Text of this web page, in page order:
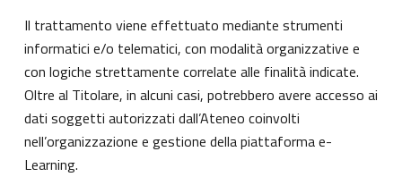
Il trattamento viene effettuato mediante strumenti
informatici e/o telematici, con modalità organizzative e
con logiche strettamente correlate alle finalità indicate.
Oltre al Titolare, in alcuni casi, potrebbero avere accesso ai
dati soggetti autorizzati dall’Ateneo coinvolti
nell’organizzazione e gestione della piattaforma e-
Learning.